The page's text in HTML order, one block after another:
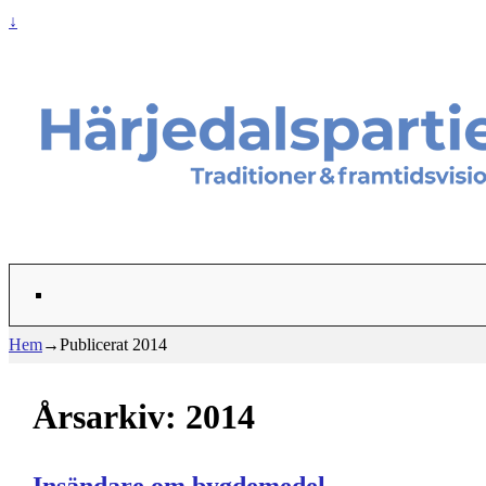
↓
Hem→Publicerat 2014
Årsarkiv: 2014